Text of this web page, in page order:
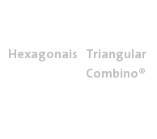
Hexagonais
Triangular
Combino®